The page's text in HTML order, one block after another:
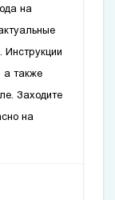
на
. Инструкции
а также
Заходите
на